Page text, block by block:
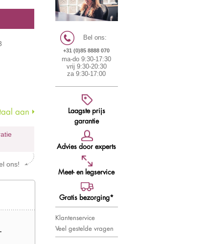
aan
ons!
Bel ons:
+31 (0)85 8888 070
ma-do 9:30-17:30
vrij 9:30-20:30
za 9:30-17:00
Laagste prijs
garantie
Advies door experts
Meet- en legservice
Gratis bezorging*
Klantenservice
Veel gestelde vragen